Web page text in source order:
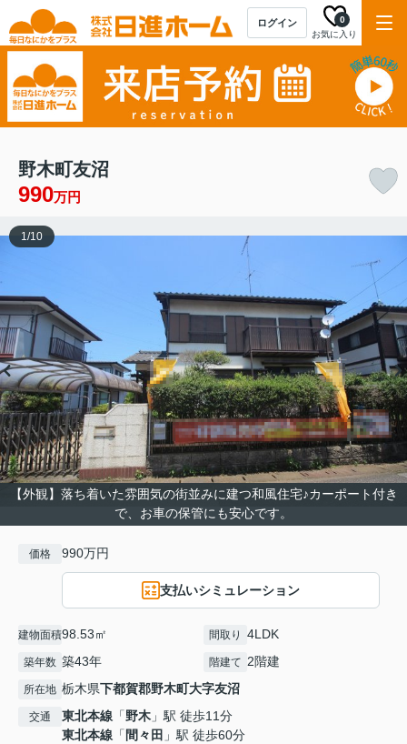
ログイン
お気に入り
0
野木町友沼
990万円
【外観】落ち着いた雰囲気の街並みに建つ和風住宅♪カーポート付き
で、お車の保管にも安心です。
1 /10
価格 990万円
支払いシミュレーション
建物面積98.53㎡ 間取り 4LDK
築年数 築43年 階建て 2階建
所在地 栃木県下都賀郡野木町大字友沼
交通 東北本線 「野木 」駅 徒歩11分
東北本線 「 間々田 」駅 徒歩60分